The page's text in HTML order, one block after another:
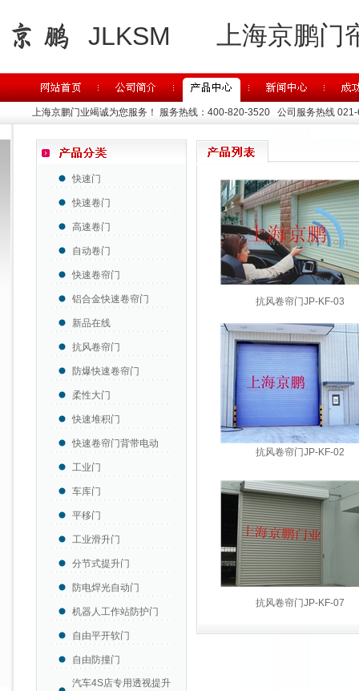
JLKSM 上海京鹏
上海京鹏门业竭诚为您服务！ 服务热线：400-820-3520 公司服务热线
快速门
快速卷门
高速卷门
自动卷门
快速卷帘门
铝合金快速卷帘门
新品在线
抗风卷帘门
防爆快速卷帘门
柔性大门
快速堆积门
快速卷帘门背带电动
工业门
车库门
平移门
工业滑升门
分节式提升门
防电焊光自动门
机器人工作站防护门
自由平开软门
自由防撞门
汽车4S店专用透视提升
抗风卷帘门JP-KF-03
抗风卷帘门JP-KF-02
抗风卷帘门JP-KF-07